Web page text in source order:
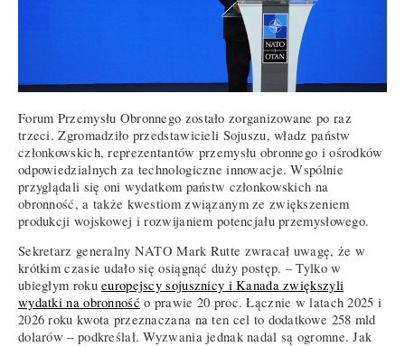
Forum Przemysłu Obronnego zostało zorganizowane po raz
trzeci. Zgromadziło przedstawicieli Sojuszu, władz państw
członkowskich, reprezentantów przemysłu obronnego i ośrodków
odpowiedzialnych za technologiczne innowacje. Wspólnie
przyglądali się oni wydatkom państw członkowskich na
obronność, a także kwestiom związanym ze zwiększeniem
produkcji wojskowej i rozwijaniem potencjału przemysłowego.
Sekretarz generalny NATO Mark Rutte zwracał uwagę, że w
krótkim czasie udało się osiągnąć duży postęp. – Tylko w
ubiegłym rokueuropejscy sojusznicy i Kanada zwiększyli
wydatki na obronność o prawie 20 proc. Łącznie w latach 2025 i
2026 roku kwota przeznaczana na ten cel to dodatkowe 258 mld
dolarów – podkreślał. Wyzwania jednak nadal są ogromne. Jak